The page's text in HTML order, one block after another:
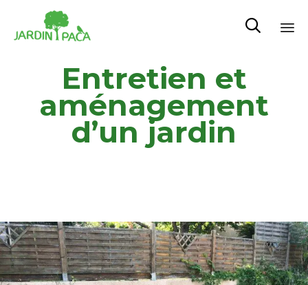

Entretien et
aménagement
d’un jardin